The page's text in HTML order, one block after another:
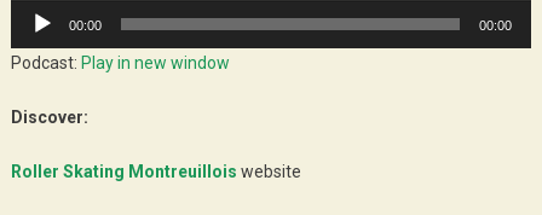
Audio
Player
00:00 00:00
Podcast: Play in new window
Discover:
Roller Skating Montreuillois website